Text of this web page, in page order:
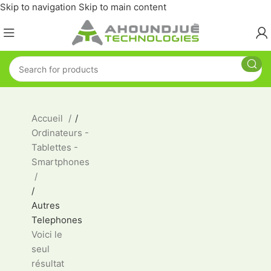
Skip to navigation Skip to main content
Accueil
/
Ordinateurs -
Tablettes -
Smartphones
/
Autres
Telephones
Voici le
seul
résultat